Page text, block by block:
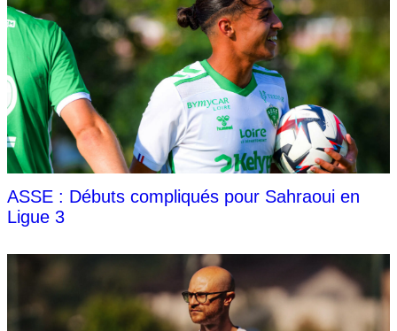
ASSE : Débuts compliqués pour Sahraoui en
Ligue 3